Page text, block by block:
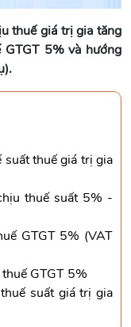
thuế giá trị gia tăng
5% và hướng
suất thuế giá trị gia
thuế suất 5% -
GTGT 5% (VAT
GTGT 5%
suất giá trị gia